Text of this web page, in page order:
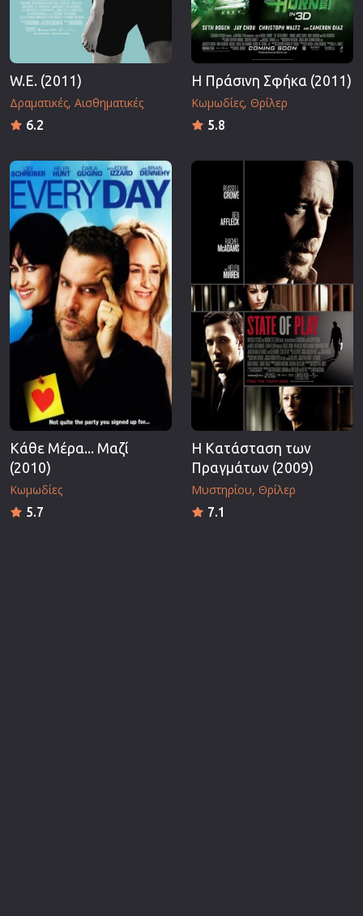
W.E. (2011)
Δραματικές Αισθηματικές
6.2
Η Πράσινη Σφήκα (2011)
Κωμωδίες Θρίλερ
5.8
Κάθε Μέρα... Μαζί
(2010)
Κωμωδίες
5.7
Η Κατάσταση των
Πραγμάτων (2009)
Μυστηρίου Θρίλερ
7.1